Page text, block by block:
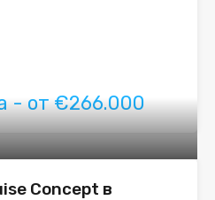
- от €266.000
Concept в